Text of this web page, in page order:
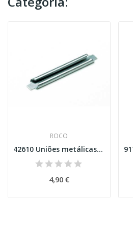
ROCO
42610 Uniões metálicas para carris Geo Line e...
4,90 €